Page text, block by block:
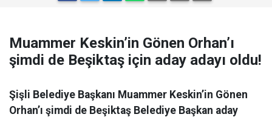
Muammer Keskin’in Gönen Orhan’ı
şimdi de Beşiktaş için aday adayı oldu!
Şişli Belediye Başkanı Muammer Keskin’in Gönen
Orhan’ı şimdi de Beşiktaş Belediye Başkan aday